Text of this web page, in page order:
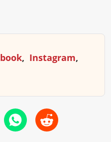
, Instagram,